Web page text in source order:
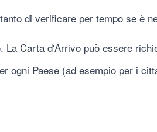
di verificare per tempo se è
Carta d'Arrivo può essere
ogni Paese (ad esempio per i